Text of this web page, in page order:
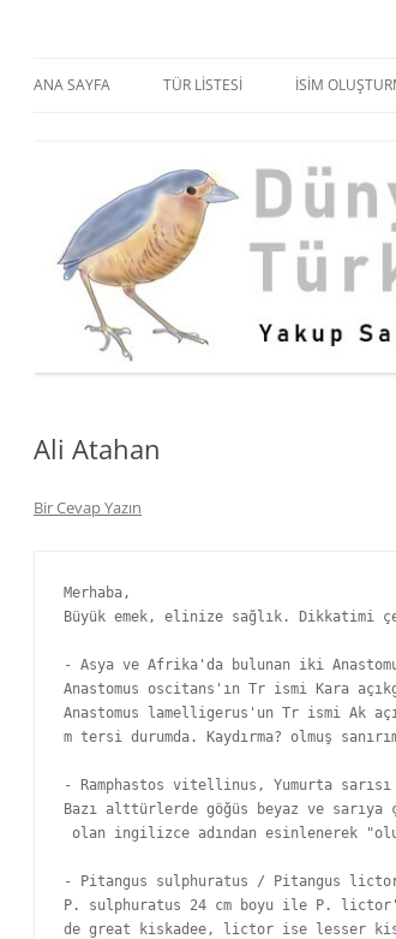
ANA SAYFA TÜR LISTESI İSIM
Ali Atahan
Bir Cevap Yazın
Merhaba,
Büyük emek, elinize sağlık. Dikkatimi
- Asya ve Afrika'da bulunan iki
Anastomus oscitans'ın Tr ismi Kara
Anastomus lamelligerus'un Tr ismi Ak
m tersi durumda. Kaydırma? olmuş
- Ramphastos vitellinus, Yumurta sarısı
Bazı alttürlerde göğüs beyaz ve
olan ingilizce adından esinlenerek
- Pitangus sulphuratus / Pitangus
P. sulphuratus 24 cm boyu ile P.
de great kiskadee, lictor ise lesser